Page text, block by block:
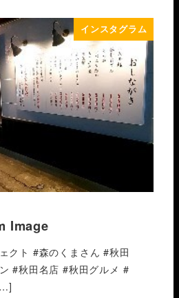
インスタグラム
Image
クト #森のくまさん #秋田
#秋田名店 #秋田グルメ #